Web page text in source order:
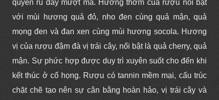
quyến rũ đầy mượt mà. Hương thơm của rượu nổi bật
với mùi hương quả đỏ, nho đen cùng quả mận, quả
mọng đen và đan xen cùng mùi hương socola. Hương
vị của rượu đậm đà vị trái cây, nổi bật là quả cherry, quả
mận. Sự phức hợp được duy trì xuyên suốt cho đến khi
kết thúc ở cổ họng. Rượu có tannin mềm mại, cấu trúc
chặt chẽ tạo nên sự cân bằng hoàn hảo, vị trái cây và